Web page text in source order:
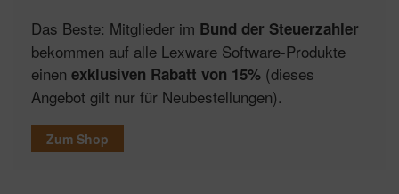
Das Beste: Mitglieder im Bund der Steuerzahler
bekommen auf alle Lexware Software-Produkte
einen exklusiven Rabatt von 15% (dieses
Angebot gilt nur für Neubestellungen).
Zum Shop